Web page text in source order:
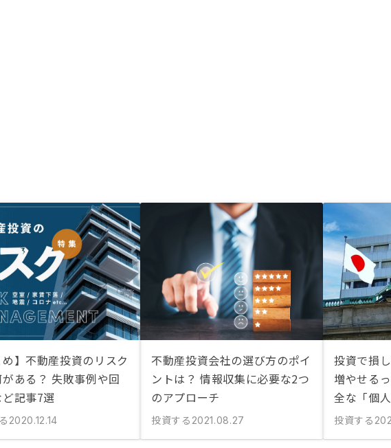
め】不動産投資のリスク
がある？ 失敗事例や回
記事7選
2020.12.14
不動産投資会社の選び方のポイ
ントは？ 情報収集に必要な2つ
のアプローチ
投資する 2021.08.27
投資で損
増やせる
全な「個
投資する